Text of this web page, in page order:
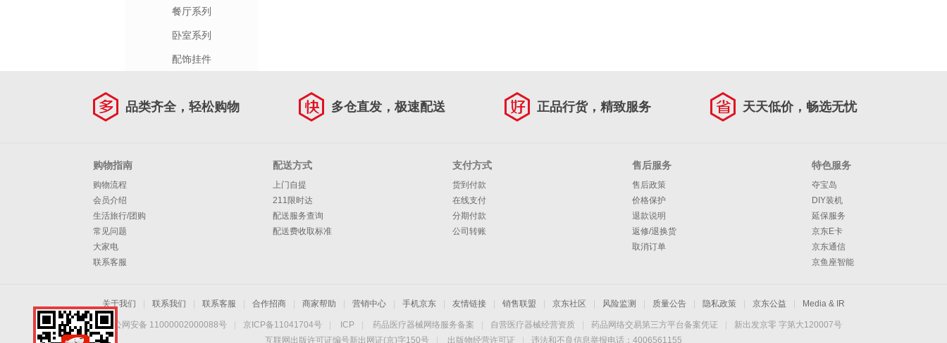
餐厅系列
卧室系列
配饰挂件
品类齐全，轻松购物 多仓直发，极速配送 正品行货，精致服务 天天低价，畅选无忧
购物指南
购物流程
会员介绍
生活旅行/团购
常见问题
大家电
联系客服
配送方式
上门自提
211限时达
配送服务查询
配送费收取标准
支付方式
货到付款
在线支付
分期付款
公司转账
售后服务
售后政策
价格保护
退款说明
返修/退换货
取消订单
特色服务
夺宝岛
DIY装机
延保服务
京东E卡
京东通信
京鱼座智能
关于我们 联系我们 联系客服 合作招商 商家帮助 营销中心 手机京东 友情链接 销售联盟 京东社区 风险监测 质量公告 隐私政策 京东公益 Media & IR
京公网安备 11000002000088号 京ICP备11041704号 ICP 药品医疗器械网络服务备案 自营医疗器械经营资质 药品网络交易第三方平台备案凭证
新出发京零 字第大120007号
互联网出版许可证编号新出网证(京)字150号
出版物经营许可证 违法和不良信息举报电话：4006561155